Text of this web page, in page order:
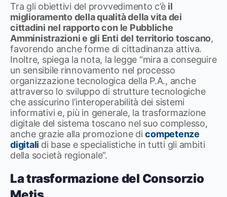
Tra gli obiettivi del provvedimento c’è il
miglioramento della qualità della vita dei
cittadini nel rapporto con le Pubbliche
Amministrazioni e gli Enti del territorio toscano,
favorendo anche forme di cittadinanza attiva.
Inoltre, spiega la nota, la legge “mira a conseguire
un sensibile rinnovamento nel processo
organizzazione tecnologica della P.A., anche
attraverso lo sviluppo di strutture tecnologiche
che assicurino l’interoperabilità dei sistemi
informativi e, più in generale, la trasformazione
digitale del sistema toscano nel suo complesso,
anche grazie alla promozione dicompetenze
digitali di base e specialistiche in tutti gli ambiti
della società regionale”.
La trasformazione del Consorzio